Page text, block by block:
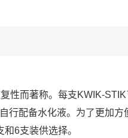
性而著称。每支KWIK-
行配备水化液。为了更加
6支装供选择。